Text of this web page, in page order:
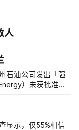
人
石油公司发出「强
）未获批准，
万美元钻两口
显示，仅55%相信